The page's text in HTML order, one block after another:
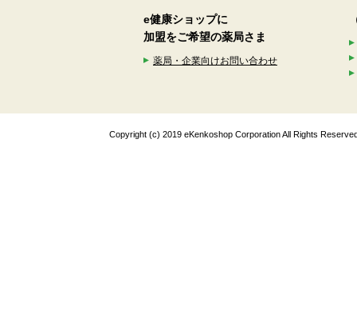
e健康ショップに
加盟をご希望の薬局さま
薬局・企業向けお問い合わせ
Copyright (c) 2019 eKenkoshop Corporation All Rights